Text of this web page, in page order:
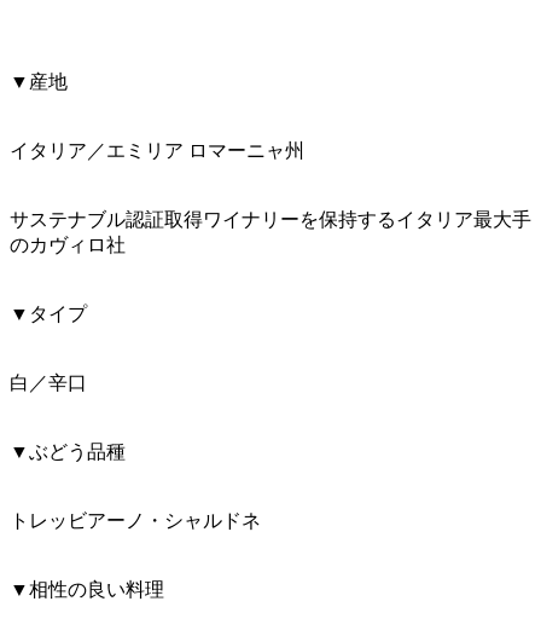
▼産地
イタリア／エミリア ロマーニャ州
サステナブル認証取得ワイナリーを保持するイタリア最大手
のカヴィロ社
▼タイプ
白／辛口
▼ぶどう品種
トレッビアーノ・シャルドネ
▼相性の良い料理